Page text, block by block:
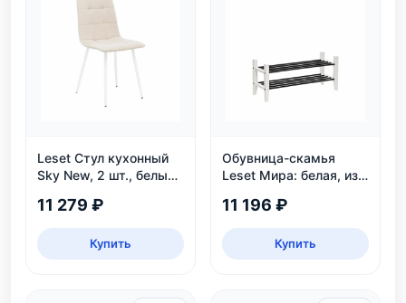
Leset Стул кухонный
Sky New, 2 шт., белый/
11 279 ₽
Купить
Обувница-скамья
Leset Мира: белая, из
яруса, до 6 пар
11 196 ₽
Купить